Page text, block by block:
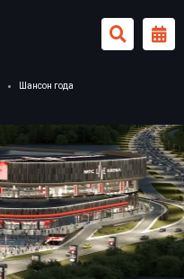
Шансон года